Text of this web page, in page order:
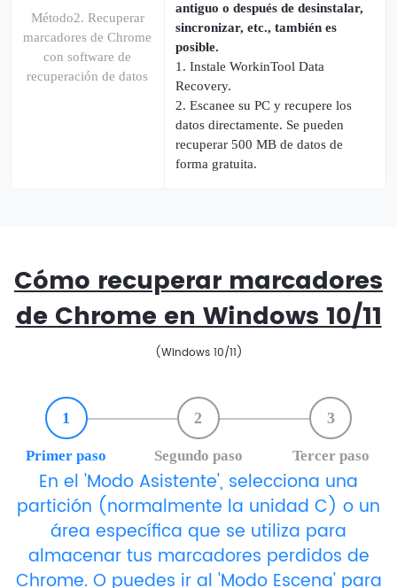
Método2. Recuperar
marcadores de Chrome
con software de
recuperación de datos
antiguo o después de desinstalar,
sincronizar, etc., también es
posible.
1. Instale WorkinTool Data
Recovery.
2. Escanee su PC y recupere los
datos directamente. Se pueden
recuperar 500 MB de datos de
forma gratuita.
Cómo recuperar marcadores
de Chrome en Windows 10/11
(Windows 10/11)
1
Primer paso
2
Segundo paso
3
Tercer paso
En el 'Modo Asistente', selecciona una
partición (normalmente la unidad C) o un
área específica que se utiliza para
almacenar tus marcadores perdidos de
Chrome. O puedes ir al 'Modo Escena' para